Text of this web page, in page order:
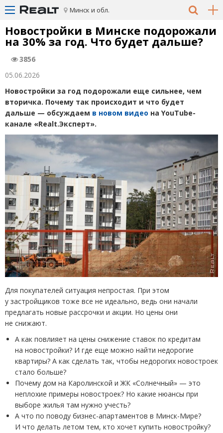
Минск и обл.
Новостройки в Минске подорожали
на 30% за год. Что будет дальше?
3856
05.06.2026
Новостройки за год подорожали еще сильнее, чем
вторичка. Почему так происходит и что будет
дальше — обсуждаем в новом видео на YouTube-
канале «Realt.Эксперт».
Для покупателей ситуация непростая. При этом
у застройщиков тоже все не идеально, ведь они начали
предлагать новые рассрочки и акции. Но цены они
не снижают.
А как повлияет на цены снижение ставок по кредитам
на новостройки? И где еще можно найти недорогие
квартиры? А как сделать так, чтобы недорогих новостроек
стало больше?
Почему дом на Каролинской и ЖК «Солнечный» — это
неплохие примеры новостроек? Но какие нюансы при
выборе жилья там нужно учесть?
А что по поводу бизнес-апартаментов в Минск-Мире?
И что делать летом тем, кто хочет купить новостройку?